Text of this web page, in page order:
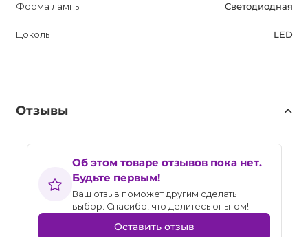
Форма лампы Светодиодная
Цоколь LED
Отзывы
Об этом товаре отзывов пока нет.
Будьте первым!
Ваш отзыв поможет другим сделать
выбор. Спасибо, что делитесь опытом!
Оставить отзыв